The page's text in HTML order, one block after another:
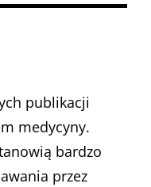
publikacji
medycyny.
bardzo
przez